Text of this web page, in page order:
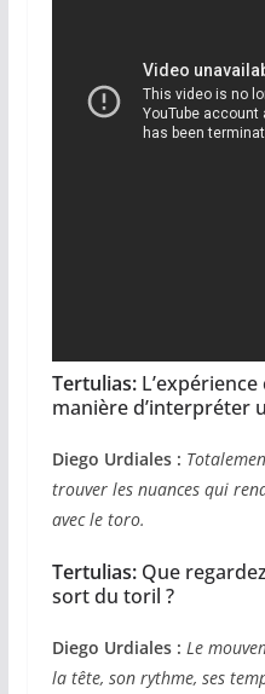
Tertulias:
manière d’interpréter
Diego Urdiales :
trouver les nuances qui
avec le toro.
Tertulias:Que
sort du toril ?
Diego Urdiales : Le
la tête, son rythme, ses